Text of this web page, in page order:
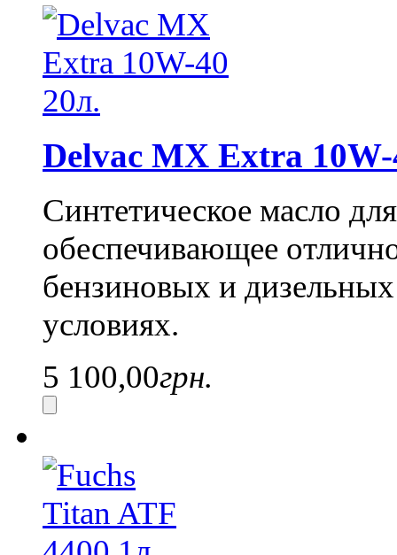
Delvac MX Extra 10W-
Синтетическое масло
обеспечивающее
бензиновых и
условиях.
5 100,00грн.